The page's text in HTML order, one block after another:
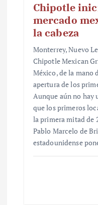
Chipotle
mercado
la cabeza
Monterrey, Nuevo
Chipotle Mexican
México, de la mano
apertura de los
Aunque aún no hay
que los primeros
la primera mitad de
Pablo Marcelo de
estadounidense